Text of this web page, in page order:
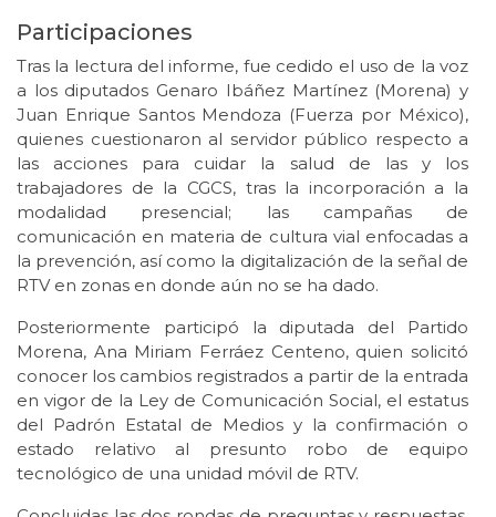
Participaciones
Tras la lectura del informe, fue cedido el uso de la voz
a los diputados Genaro Ibáñez Martínez (Morena) y
Juan Enrique Santos Mendoza (Fuerza por México),
quienes cuestionaron al servidor público respecto a
las acciones para cuidar la salud de las y los
trabajadores de la CGCS, tras la incorporación a la
modalidad presencial; las campañas de
comunicación en materia de cultura vial enfocadas a
la prevención, así como la digitalización de la señal de
RTV en zonas en donde aún no se ha dado.
Posteriormente participó la diputada del Partido
Morena, Ana Miriam Ferráez Centeno, quien solicitó
conocer los cambios registrados a partir de la entrada
en vigor de la Ley de Comunicación Social, el estatus
del Padrón Estatal de Medios y la confirmación o
estado relativo al presunto robo de equipo
tecnológico de una unidad móvil de RTV.